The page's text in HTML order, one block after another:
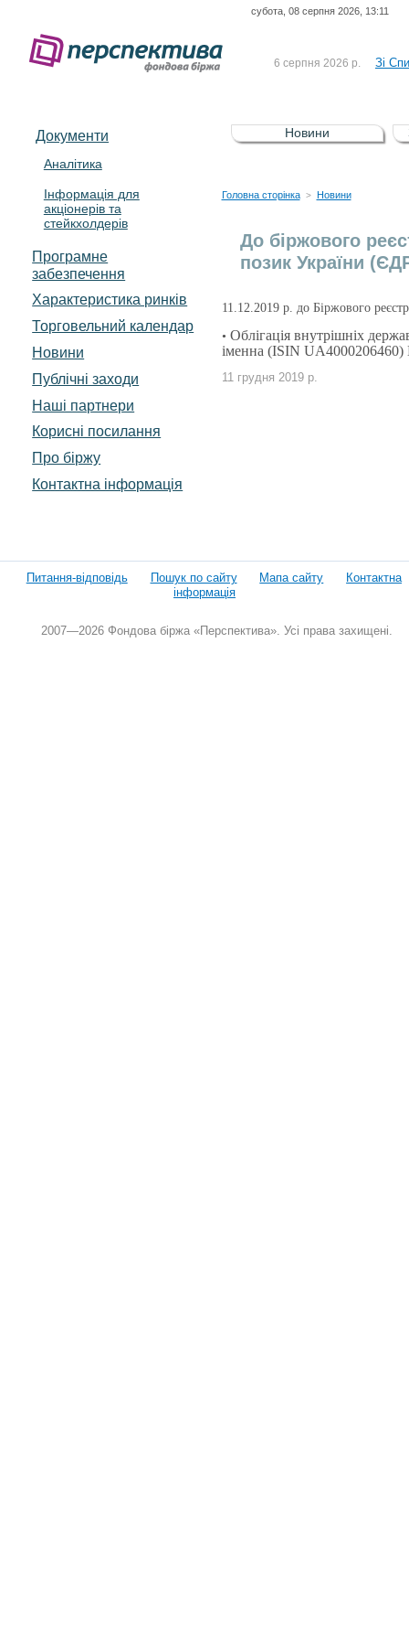
субота, 08 серпня 2026, 13:11
6 серпня 2026 р. Зі
5 серпня 2026 р.
Зі
UA4000232607)
4 серпня 2026 р.
Документи
Аналітика
Інформація для
акціонерів та
стейкхолдерів
Програмне
забезпечення
Характеристика pинків
Торговельний календар
Новини
Публічні заходи
Наші партнери
Корисні посилання
Про біржу
Контактна інформація
Новини
Головна сторінка > Новини
До біржового
позик України
11.12.2019 р. до Біржового
• Облігація внутрішніх
іменна (ISIN
11 грудня 2019 р.
Питання-відповідь Пошук по сайту Мапа сайту
Контактна
інформація
2007—2026 Фондова біржа «Перспектива». Усі права захищені.